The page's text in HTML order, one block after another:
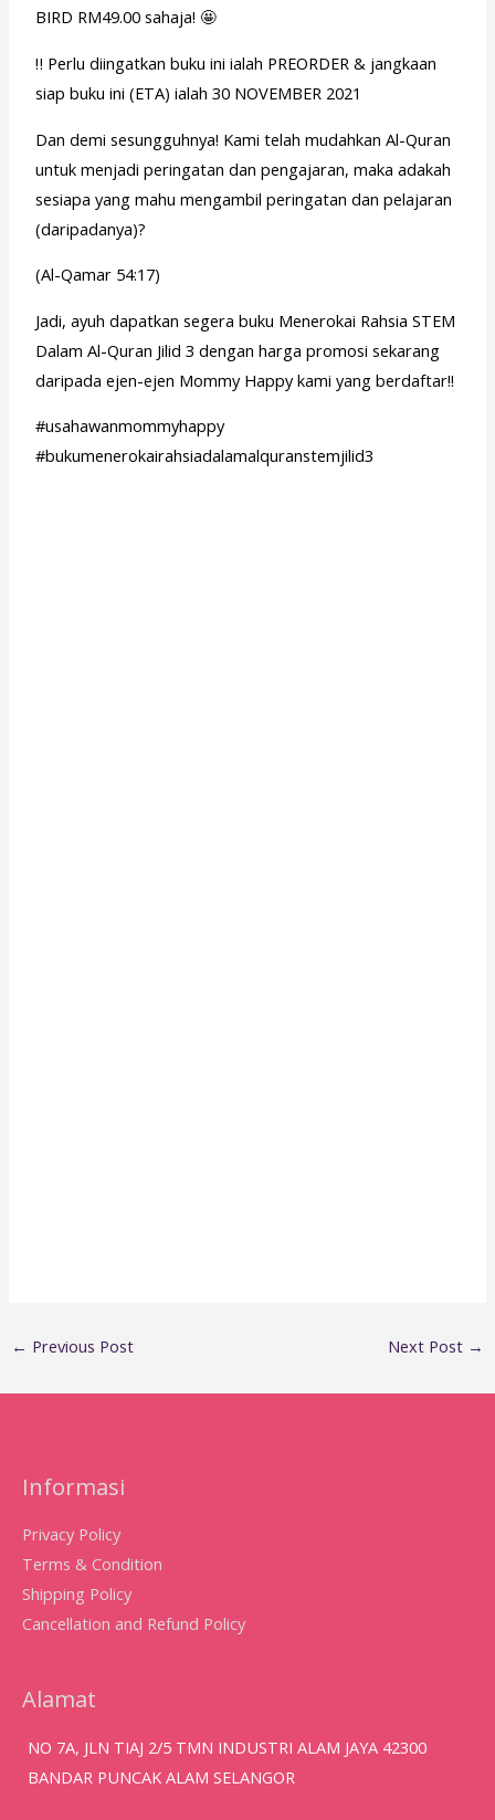
BIRD RM49.00 sahaja! 🤩
‼️ Perlu diingatkan buku ini ialah PREORDER & jangkaan
siap buku ini (ETA) ialah 30 NOVEMBER 2021
Dan demi sesungguhnya! Kami telah mudahkan Al-Quran
untuk menjadi peringatan dan pengajaran, maka adakah
sesiapa yang mahu mengambil peringatan dan pelajaran
(daripadanya)?
(Al-Qamar 54:17)
Jadi, ayuh dapatkan segera buku Menerokai Rahsia STEM
Dalam Al-Quran Jilid 3 dengan harga promosi sekarang
daripada ejen-ejen Mommy Happy kami yang berdaftar!!
#usahawanmommyhappy
#bukumenerokairahsiadalamalquranstemjilid3
← Previous Post Next Post →
Informasi
Privacy Policy
Terms & Condition
Shipping Policy
Cancellation and Refund Policy
Alamat
NO 7A, JLN TIAJ 2/5 TMN INDUSTRI ALAM JAYA 42300
BANDAR PUNCAK ALAM SELANGOR